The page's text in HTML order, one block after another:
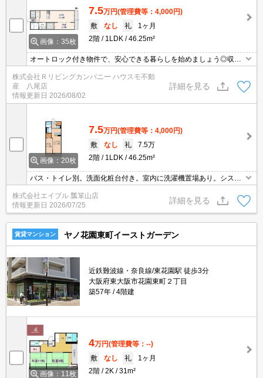
画像：35枚
7.5万円(管理費等：4,000円)
敷
なし 礼
1ヶ月
2階
1LDK 46.25m²
オートロック付き物件で、安心できる暮らしを始めましょう◎収納
はウォークインクロゼット・シューズボックスなど豊富なので、
広々と空間を利用することも可能です◎室内設備は洗面所独立・浴
室乾燥機など大変充実◎エアコン付きなので暑い日も寒い日も安心
して過ごせます◎一階のお部屋なので、その分賃料は抑えめです(*
´ω`*)
株式会社Ｒリビングカンパニー ハウスモ不動
産 八尾店
情報更新日 2026/08/02
詳細を見る
画像：20枚
7.5万円(管理費等：4,000円)
敷
なし 礼
7.5万
2階
1LDK 46.25m²
バス・トイレ別。洗面化粧台付き。室内に洗濯機置場あり。システ
ムキッチン。TVインターホン付き。エアコン付き。ウォークインク
ローゼット付き。追焚給湯。
株式会社エイブル 瓢箪山店
情報更新日 2026/07/25
詳細を見る
賃貸マンション ヤノ花園東町イーストガーデン
近鉄難波線・奈良線/東花園駅 徒歩3分
大阪府東大阪市花園東町２丁目
築57年
4階建
画像：11枚
4万円(管理費等：--)
敷
なし 礼
1ヶ月
2階
2K 31m²